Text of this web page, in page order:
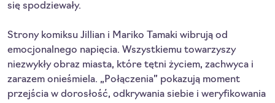
się spodziewały.
Strony komiksu Jillian i Mariko Tamaki wibrują od
emocjonalnego napięcia. Wszystkiemu towarzyszy
niezwykły obraz miasta, które tętni życiem, zachwyca i
zarazem onieśmiela. „Połączenia” pokazują moment
przejścia w dorosłość, odkrywania siebie i weryfikowania